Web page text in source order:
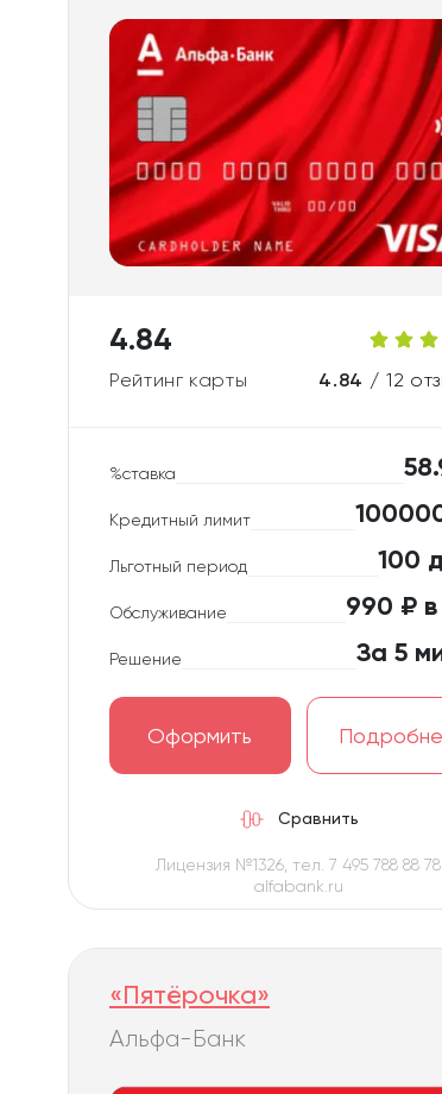
4.84
Рейтинг карты 4.84 / 12
%ставка
Кредитный лимит
Льготный период 100
Обслуживание 990 ₽
Решение За 5
Оформить
Сравнить
Лицензия №1326, тел. 7 495 788 88 78
alfabank.ru
«Пятёрочка»
Альфа-Банк